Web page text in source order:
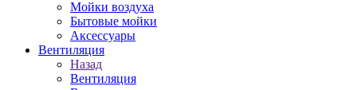
Мойки воздуха
Бытовые мойки
Аксессуары
Вентиляция
Назад
Вентиляция